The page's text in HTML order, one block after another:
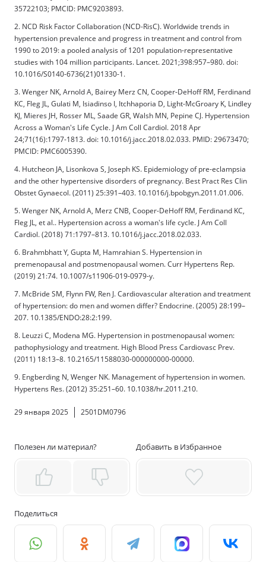
35722103; PMCID: PMC9203893.
2. NCD Risk Factor Collaboration (NCD-RisC). Worldwide trends in
hypertension prevalence and progress in treatment and control from
1990 to 2019: a pooled analysis of 1201 population-representative
studies with 104 million participants. Lancet. 2021;398:957–980. doi:
10.1016/S0140-6736(21)01330-1.
3. Wenger NK, Arnold A, Bairey Merz CN, Cooper-DeHoff RM, Ferdinand
KC, Fleg JL, Gulati M, Isiadinso I, Itchhaporia D, Light-McGroary K, Lindley
KJ, Mieres JH, Rosser ML, Saade GR, Walsh MN, Pepine CJ. Hypertension
Across a Woman's Life Cycle. J Am Coll Cardiol. 2018 Apr
24;71(16):1797-1813. doi: 10.1016/j.jacc.2018.02.033. PMID: 29673470;
PMCID: PMC6005390.
4. Hutcheon JA, Lisonkova S, Joseph KS. Epidemiology of pre-eclampsia
and the other hypertensive disorders of pregnancy. Best Pract Res Clin
Obstet Gynaecol. (2011) 25:391–403. 10.1016/j.bpobgyn.2011.01.006.
5. Wenger NK, Arnold A, Merz CNB, Cooper-DeHoff RM, Ferdinand KC,
Fleg JL, et al.. Hypertension across a woman's life cycle. J Am Coll
Cardiol. (2018) 71:1797–813. 10.1016/j.jacc.2018.02.033.
6. Brahmbhatt Y, Gupta M, Hamrahian S. Hypertension in
premenopausal and postmenopausal women. Curr Hypertens Rep.
(2019) 21:74. 10.1007/s11906-019-0979-y.
7. McBride SM, Flynn FW, Ren J. Cardiovascular alteration and treatment
of hypertension: do men and women differ? Endocrine. (2005) 28:199–
207. 10.1385/ENDO:28:2:199.
8. Leuzzi C, Modena MG. Hypertension in postmenopausal women:
pathophysiology and treatment. High Blood Press Cardiovasc Prev.
(2011) 18:13–8. 10.2165/11588030-000000000-00000.
9. Engberding N, Wenger NK. Management of hypertension in women.
Hypertens Res. (2012) 35:251–60. 10.1038/hr.2011.210.
29 января 2025 2501DM0796
Полезен ли материал? Добавить в Избранное
Поделиться